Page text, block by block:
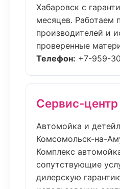
Хабаровск с
месяцев. Работаем
производителей и
проверенные
Телефон: +7-959-
Сервис-
Автомойка и
Комсомольск-на-
Комплекс
сопутствующие
дилерскую